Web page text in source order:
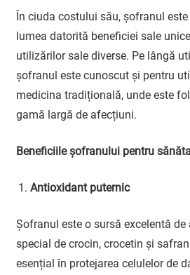
În ciuda costului său, șofranul
lumea datorită beneficiei sale
utilizărilor sale diverse. Pe lângă
șofranul este cunoscut și pentru
medicina tradițională, unde este
gamă largă de afecțiuni.
Beneficiile șofranului pentru
Antioxidant puternic
Șofranul este o sursă excelentă
special de crocin, crocetin și
esențial în protejarea celulelor de